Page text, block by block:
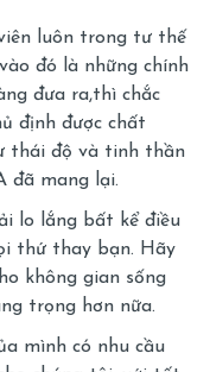
luôn trong tư thế
đó là những chính
đưa ra,thì chắc
định được chất
thái độ và tinh thần
đã mang lại.
lo lắng bất kể điều
thứ thay bạn. Hãy
không gian sống
trọng hơn nữa.
mình có nhu cầu